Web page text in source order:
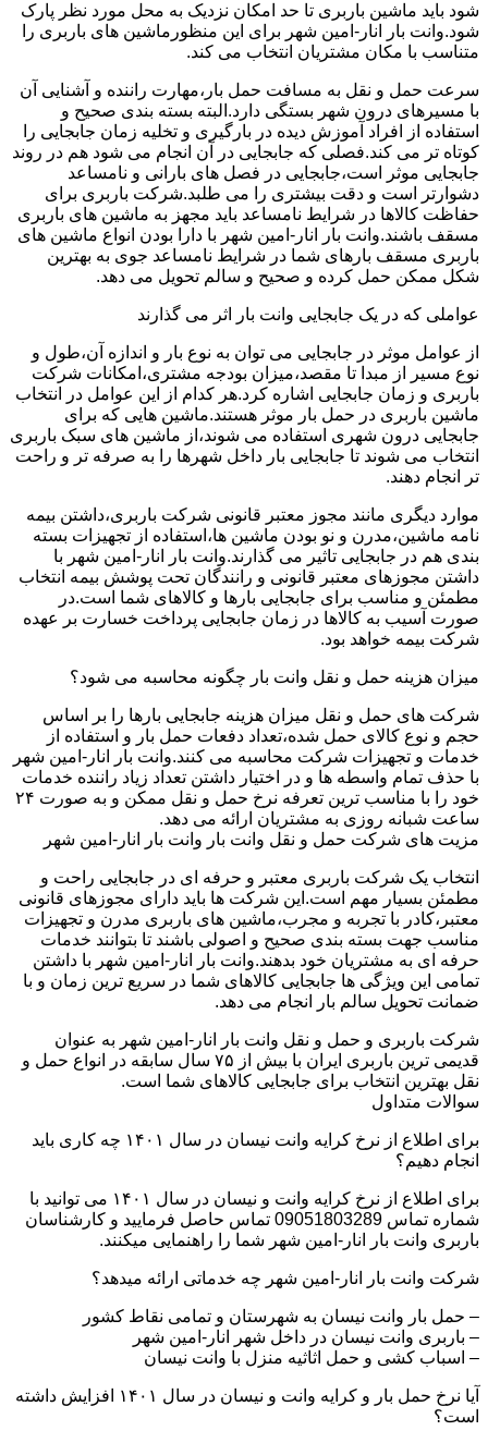
شود باید ماشین باربری تا حد امکان نزدیک به محل مورد نظر پارک
شود.وانت بار انار-امین شهر برای این منظورماشین های باربری را
متناسب با مکان مشتریان انتخاب می کند.
سرعت حمل و نقل به مسافت حمل بار،مهارت راننده و آشنایی آن
با مسیرهای درون شهر بستگی دارد.البته بسته بندی صحیح و
استفاده از افراد آموزش دیده در بارگیری و تخلیه زمان جابجایی را
کوتاه تر می کند.فصلی که جابجایی در آن انجام می شود هم در روند
جابجایی موثر است،جابجایی در فصل های بارانی و نامساعد
دشوارتر است و دقت بیشتری را می طلبد.شرکت باربری برای
حفاظت کالاها در شرایط نامساعد باید مجهز به ماشین های باربری
مسقف باشند.وانت بار انار-امین شهر با دارا بودن انواع ماشین های
باربری مسقف بارهای شما در شرایط نامساعد جوی به بهترین
شکل ممکن حمل کرده و صحیح و سالم تحویل می دهد.
عواملی که در یک جابجایی وانت بار اثر می گذارند
از عوامل موثر در جابجایی می توان به نوع بار و اندازه آن،طول و
نوع مسیر از مبدا تا مقصد،میزان بودجه مشتری،امکانات شرکت
باربری و زمان جابجایی اشاره کرد.هر کدام از این عوامل در انتخاب
ماشین باربری در حمل بار موثر هستند.ماشین هایی که برای
جابجایی درون شهری استفاده می شوند،از ماشین های سبک باربری
انتخاب می شوند تا جابجایی بار داخل شهرها را به صرفه تر و راحت
تر انجام دهند.
موارد دیگری مانند مجوز معتبر قانونی شرکت باربری،داشتن بیمه
نامه ماشین،مدرن و نو بودن ماشین ها،استفاده از تجهیزات بسته
بندی هم در جابجایی تاثیر می گذارند.وانت بار انار-امین شهر با
داشتن مجوزهای معتبر قانونی و رانندگان تحت پوشش بیمه انتخاب
مطمئن و مناسب برای جابجایی بارها و کالاهای شما است.در
صورت آسیب به کالاها در زمان جابجایی پرداخت خسارت بر عهده
شرکت بیمه خواهد بود.
میزان هزینه حمل و نقل وانت بار چگونه محاسبه می شود؟
شرکت های حمل و نقل میزان هزینه جابجایی بارها را بر اساس
حجم و نوع کالای حمل شده،تعداد دفعات حمل بار و استفاده از
خدمات و تجهیزات شرکت محاسبه می کنند.وانت بار انار-امین شهر
با حذف تمام واسطه ها و در اختیار داشتن تعداد زیاد راننده خدمات
خود را با مناسب ترین تعرفه نرخ حمل و نقل ممکن و به صورت ۲۴
ساعت شبانه روزی به مشتریان ارائه می دهد.
مزیت های شرکت حمل و نقل وانت بار وانت بار انار-امین شهر
انتخاب یک شرکت باربری معتبر و حرفه ای در جابجایی راحت و
مطمئن بسیار مهم است.این شرکت ها باید دارای مجوزهای قانونی
معتبر،کادر با تجربه و مجرب،ماشین های باربری مدرن و تجهیزات
مناسب جهت بسته بندی صحیح و اصولی باشند تا بتوانند خدمات
حرفه ای به مشتریان خود بدهند.وانت بار انار-امین شهر با داشتن
تمامی این ویژگی ها جابجایی کالاهای شما در سریع ترین زمان و با
ضمانت تحویل سالم بار انجام می دهد.
شرکت باربری و حمل و نقل وانت بار انار-امین شهر به عنوان
قدیمی ترین باربری ایران با بیش از ۷۵ سال سابقه در انواع حمل و
نقل بهترین انتخاب برای جابجایی کالاهای شما است.
سوالات متداول
برای اطلاع از نرخ کرایه وانت نیسان در سال ۱۴۰۱ چه کاری باید
انجام دهیم؟
برای اطلاع از نرخ کرایه وانت و نیسان در سال ۱۴۰۱ می توانید با
شماره تماس 09051803289 تماس حاصل فرمایید و کارشناسان
باربری وانت بار انار-امین شهر شما را راهنمایی میکنند.
شرکت وانت بار انار-امین شهر چه خدماتی ارائه میدهد؟
– حمل بار وانت نیسان به شهرستان و تمامی نقاط کشور
– باربری وانت نیسان در داخل شهر انار-امین شهر
– اسباب کشی و حمل اثاثیه منزل با وانت نیسان
آیا نرخ حمل بار و کرایه وانت و نیسان در سال ۱۴۰۱ افزایش داشته
است؟